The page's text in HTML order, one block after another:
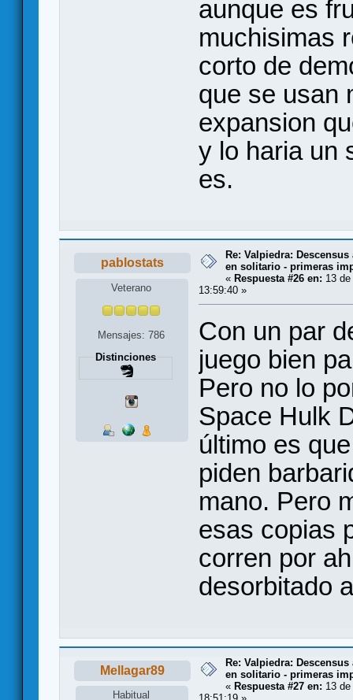
aunque es
muchisimas
corto de
que se usan
expansion
y lo haria un
es.
pablostats
Veterano
Mensajes: 786
Distinciones
Re: Valpiedra:
en solitario - primeras
« Respuesta #26 en: 13
13:59:40 »
Con un par
juego bien
Pero no lo
Space Hulk
último es
piden
mano. Pero
esas copias
corren por
desorbitado
Mellagar89
Habitual
Re: Valpiedra: Descensus
en solitario - primeras
« Respuesta #27 en: 13
18:51:19 »